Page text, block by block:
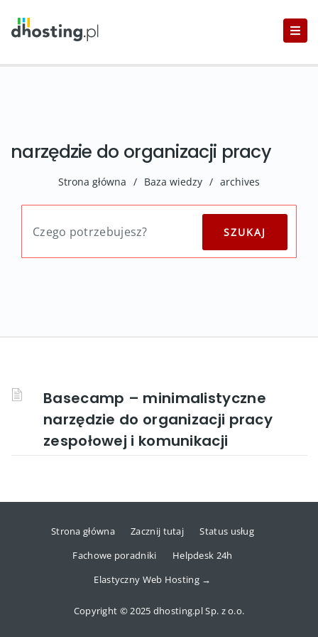
narzędzie do organizacji pracy
Strona główna / Baza wiedzy / archives
Basecamp – minimalistyczne
narzędzie do organizacji pracy
zespołowej i komunikacji
Strona główna Zacznij tutaj
Status usług
Fachowe poradniki
Helpdesk 24h
Elastyczny Web Hosting →
Copyright © 2025 dhosting.pl Sp. z o.o.